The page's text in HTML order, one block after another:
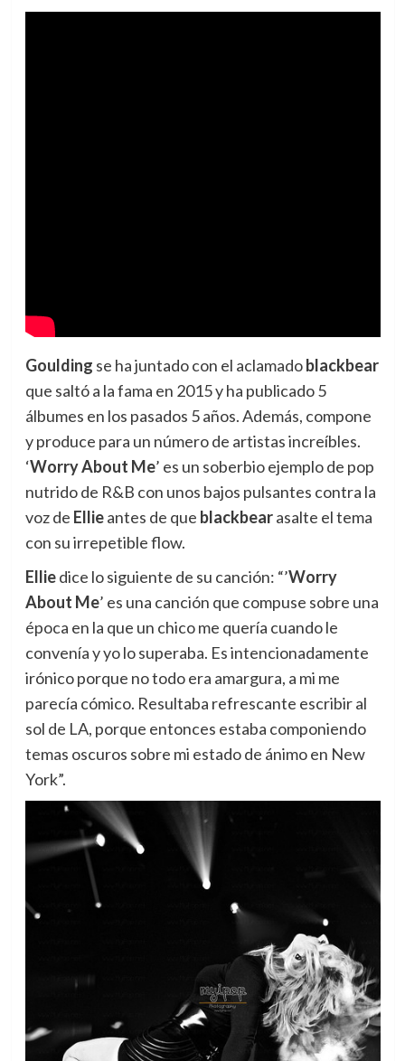
Goulding se ha juntado con el aclamadoblackbear
que saltó a la fama en 2015 y ha publicado 5
álbumes en los pasados 5 años. Además, compone
y produce para un número de artistas increíbles.
‘Worry About Me’ es un soberbio ejemplo de pop
nutrido de R&B con unos bajos pulsantes contra la
voz de Ellieantes de que blackbearasalte el tema
con su irrepetible flow.
Elliedice lo siguiente de su canción: “’Worry
About Me’ es una canción que compuse sobre una
época en la que un chico me quería cuando le
convenía y yo lo superaba. Es intencionadamente
irónico porque no todo era amargura, a mi me
parecía cómico. Resultaba refrescante escribir al
sol de LA, porque entonces estaba componiendo
temas oscuros sobre mi estado de ánimo en New
York”.